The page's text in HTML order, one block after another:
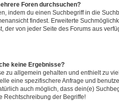
Foren durchsuchen?
indem du einen Suchbegriff in die
findest. Erweiterte
der von jeder Seite des Forums aus
keine Ergebnisse?
zu allgemein gehalten und enthielt zu
eine spezifischere Anfrage und
auch möglich, dass dein(e)
Rechtschreibung der Begriffe!